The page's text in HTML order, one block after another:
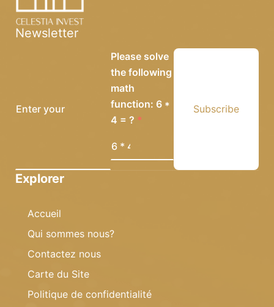
Newsletter
Please solve
the following
math
function: 6 *
4 = ?
Subscribe
Explorer
Accueil
Qui sommes nous?
Contactez nous
Carte du Site
Politique de confidentialité